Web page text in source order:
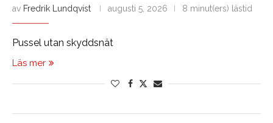
av Fredrik Lundqvist augusti 5, 2026 8 minut(ers) lästid
Pussel utan skyddsnät
Läs mer